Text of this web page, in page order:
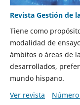
Revista Gestión de
Tiene como
modalidad de
ámbitos o áreas de
desarrollados,
mundo hispano.
Ver revista